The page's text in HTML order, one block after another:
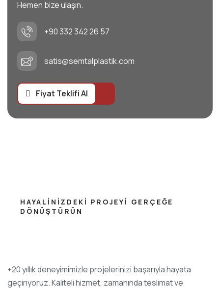
Hemen bize ulaşın.
+90 332 342 26 57
satis@semtalplastik.com
Fiyat Teklifi Al
HAYALINIZDEKI PROJEYI GERÇEĞE
DÖNÜŞTÜRÜN
+20 yıllık deneyimimizle projelerinizi başarıyla hayata
geçiriyoruz. Kaliteli hizmet, zamanında teslimat ve